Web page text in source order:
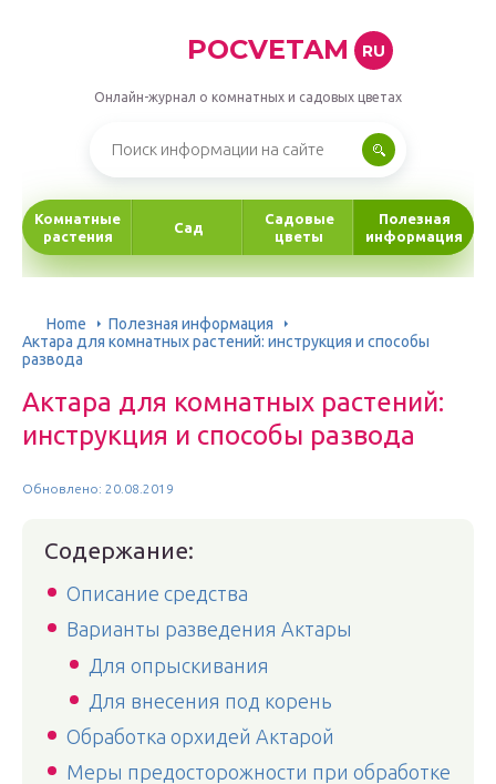
POCVETAM RU
Онлайн-журнал о комнатных и садовых цветах
Комнатные
растения
Сад
Садовые
цветы
Полезная
информация
Home
Полезная информация
Актара для комнатных растений: инструкция и способы
развода
Актара для комнатных растений:
инструкция и способы развода
Обновлено: 20.08.2019
Содержание:
Описание средства
Варианты разведения Актары
Для опрыскивания
Для внесения под корень
Обработка орхидей Актарой
Меры предосторожности при обработке